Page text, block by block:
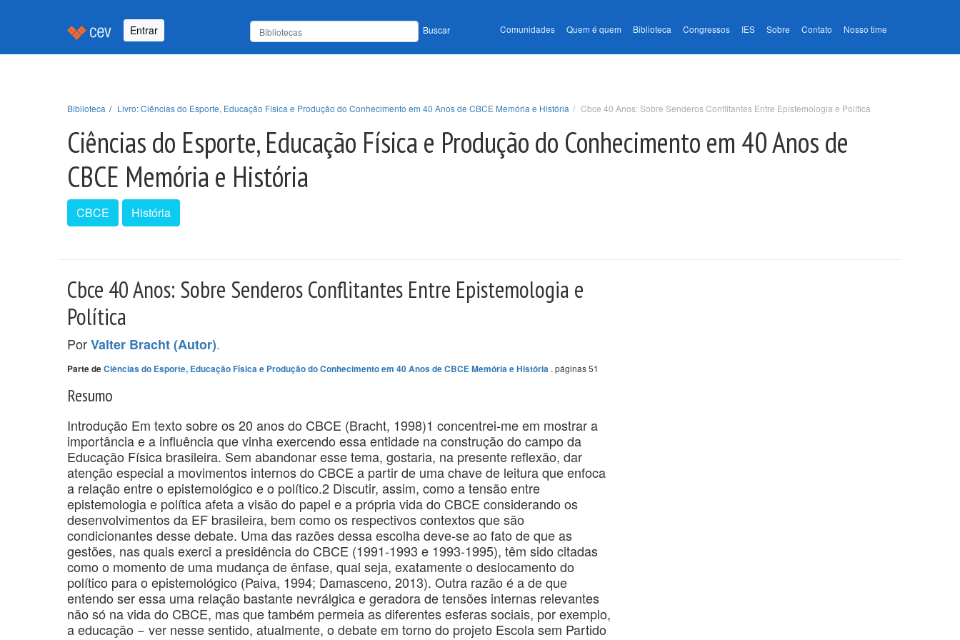
Entrar Buscar Comunidades Quem é quem Biblioteca Congressos IES Sobre Contato Nosso time
Biblioteca Livro: Ciências do Esporte, Educação Física e Produção do Conhecimento em 40 Anos de CBCE Memória e História Cbce 40 Anos: Sobre Senderos Conflitantes Entre Epistemologia e Política
Ciências do Esporte, Educação Física e Produção do Conhecimento em 40 Anos de
CBCE Memória e História
CBCE História
Cbce 40 Anos: Sobre Senderos Conflitantes Entre Epistemologia e
Política
PorValter Bracht (Autor).
Parte deCiências do Esporte, Educação Física e Produção do Conhecimento em 40 Anos de CBCE Memória e História . páginas 51
Resumo
Introdução Em texto sobre os 20 anos do CBCE (Bracht, 1998)1 concentrei-me em mostrar a
importância e a influência que vinha exercendo essa entidade na construção do campo da
Educação Física brasileira. Sem abandonar esse tema, gostaria, na presente reflexão, dar
atenção especial a movimentos internos do CBCE a partir de uma chave de leitura que enfoca
a relação entre o epistemológico e o político.2 Discutir, assim, como a tensão entre
epistemologia e política afeta a visão do papel e a própria vida do CBCE considerando os
desenvolvimentos da EF brasileira, bem como os respectivos contextos que são
condicionantes desse debate. Uma das razões dessa escolha deve-se ao fato de que as
gestões, nas quais exerci a presidência do CBCE (1991-1993 e 1993-1995), têm sido citadas
como o momento de uma mudança de ênfase, qual seja, exatamente o deslocamento do
político para o epistemológico (Paiva, 1994; Damasceno, 2013). Outra razão é a de que
entendo ser essa uma relação bastante nevrálgica e geradora de tensões internas relevantes
não só na vida do CBCE, mas que também permeia as diferentes esferas sociais, por exemplo,
a educação − ver nesse sentido, atualmente, o debate em torno do projeto Escola sem Partido